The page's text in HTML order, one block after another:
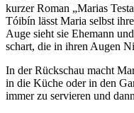
kurzer Roman „Marias
Tóibín lässt Maria selbst
Auge sieht sie Ehemann
schart, die in ihren Augen
In der Rückschau macht
in die Küche oder in den
immer zu servieren und